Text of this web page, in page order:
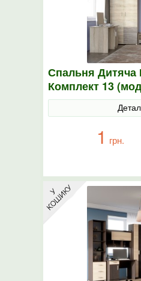
Спальня Дитяча
Комплект 13
елементів)
1 грн.